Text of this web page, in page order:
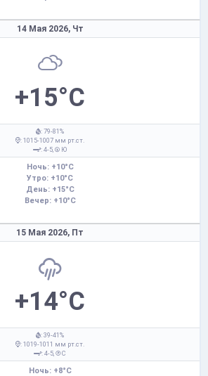
14 Мая 2026, Чт
+15°C
: 79-81%
: 1015-1007 мм рт.ст.
: 4-5,
Ю
Ночь: +10°C
Утро: +10°C
День: +15°C
Вечер: +10°C
15 Мая 2026, Пт
+14°C
: 39-41%
: 1019-1011 мм рт.ст.
: 4-5,
С
Ночь: +8°C